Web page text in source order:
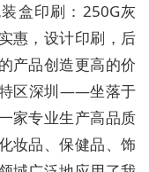
盒印刷：250G灰
惠，设计印刷，后
产品创造更高的价
特区深圳――坐落于
家专业生产高品质
妆品、保健品、饰